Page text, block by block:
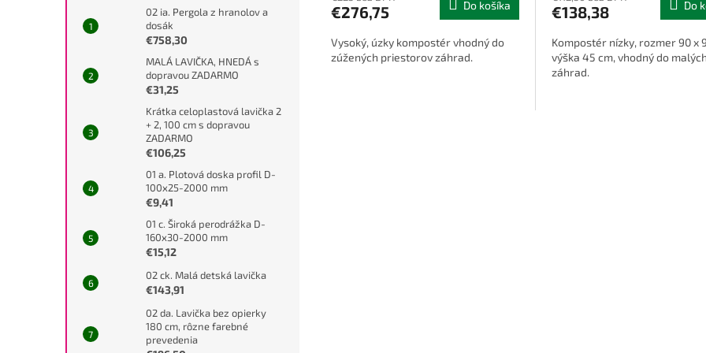
02 ia. Pergola z hranolov a
dosák
€758,30
MALÁ LAVIČKA, HNEDÁ s
dopravou ZADARMO
€31,25
Krátka celoplastová lavička 2
+ 2, 100 cm s dopravou
ZADARMO
€106,25
01 a. Plotová doska profil D-
100x25-2000 mm
€9,41
01 c. Široká perodrážka D-
160x30-2000 mm
€15,12
02 ck. Malá detská lavička
€143,91
02 da. Lavička bez opierky
180 cm, rôzne farebné
prevedenia
€276,75 Do košíka
Vysoký, úzky kompostér vhodný do
zúžených priestorov záhrad.
€138,38 Do
Kompostér nízky, rozmer 90 x
výška 45 cm, vhodný do malých
záhrad.